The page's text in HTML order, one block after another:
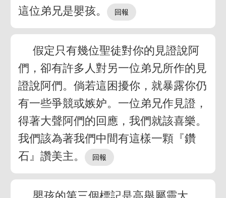
這位弟兄是嬰孩。
假定只有幾位聖徒對你的見證說阿
們，卻有許多人對另一位弟兄所作的見
證說阿們。倘若這困擾你，就暴露你仍
有一些爭競或嫉妒。一位弟兄作見證，
得著大聲阿們的回應，我們就該喜樂。
我們該為著我們中間有這樣一顆『鑽
石』讚美主。